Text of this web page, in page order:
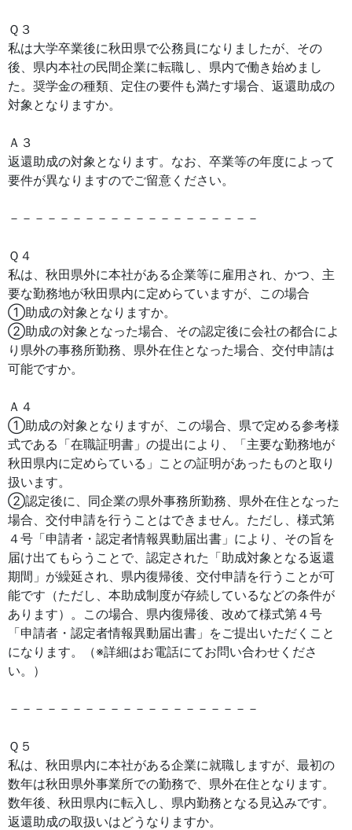
Ｑ３
私は大学卒業後に秋田県で公務員になりましたが、その
後、県内本社の民間企業に転職し、県内で働き始めまし
た。奨学金の種類、定住の要件も満たす場合、返還助成の
対象となりますか。
Ａ３
返還助成の対象となります。なお、卒業等の年度によって
要件が異なりますのでご留意ください。
－－－－－－－－－－－－－－－－－－－－
Ｑ４
私は、秋田県外に本社がある企業等に雇用され、かつ、主
要な勤務地が秋田県内に定めらていますが、この場合
①助成の対象となりますか。
②助成の対象となった場合、その認定後に会社の都合によ
り県外の事務所勤務、県外在住となった場合、交付申請は
可能ですか。
Ａ４
①助成の対象となりますが、この場合、県で定める参考様
式である「在職証明書」の提出により、「主要な勤務地が
秋田県内に定めらている」ことの証明があったものと取り
扱います。
②認定後に、同企業の県外事務所勤務、県外在住となった
場合、交付申請を行うことはできません。ただし、様式第
４号「申請者・認定者情報異動届出書」により、その旨を
届け出てもらうことで、認定された「助成対象となる返還
期間」が繰延され、県内復帰後、交付申請を行うことが可
能です（ただし、本助成制度が存続しているなどの条件が
あります）。この場合、県内復帰後、改めて様式第４号
「申請者・認定者情報異動届出書」をご提出いただくこと
になります。（※詳細はお電話にてお問い合わせくださ
い。）
－－－－－－－－－－－－－－－－－－－－
Ｑ５
私は、秋田県内に本社がある企業に就職しますが、最初の
数年は秋田県外事業所での勤務で、県外在住となります。
数年後、秋田県内に転入し、県内勤務となる見込みです。
返還助成の取扱いはどうなりますか。